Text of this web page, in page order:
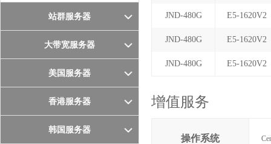
站群服务器
大带宽服务器
美国服务器
香港服务器
韩国服务器
JND-480G E5-1620V2
JND-480G E5-1620V2
JND-480G E5-1620V2
增值服务
操作系统